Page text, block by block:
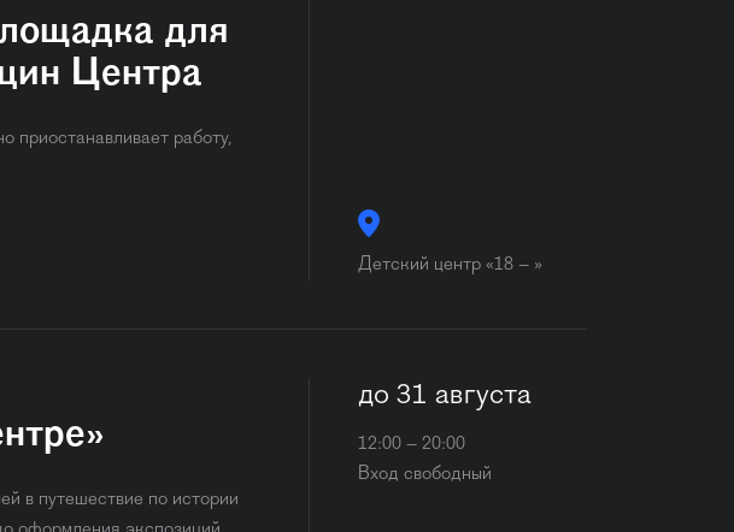
для
Центра
приостанавливает работу,
Детский центр «18 – »
в путешествие по истории
до 31 августа
12:00 – 20:00
Вход свободный